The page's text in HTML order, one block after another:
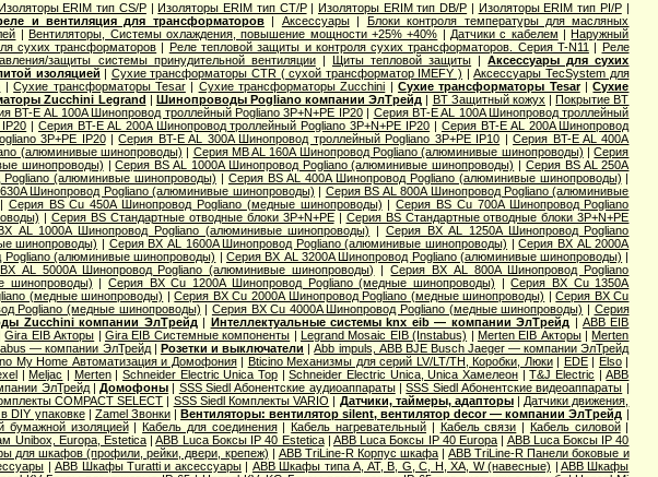
ERIM тип CS/P|Изоляторы ERIM тип CT/P| Изоляторы ERIM тип DB/P | Изоляторы ERIM тип PI/P|
и вентиляция для трансформаторов| Аксессуары| Блоки контроля температуры для масляных
|Вентиляторы, Системы охлаждения, повышение мощности +25% +40% | Датчики с кабелем |Наружный
сухих трансформаторов | Реле тепловой защиты и контроля сухих трансформаторов. Серия T-N11 | Реле
защиты системы принудительной вентиляции| Щиты тепловой защиты |Аксессуары для сухих
изоляцией | Сухие трансформаторы CTR ( сухой трансформатор IMEFY ) |Аксессуары TecSystem для
|Сухие трансформаторы Tesar| Сухие трансформаторы Zucchini |Сухие трансформаторы Tesar|Сухие
Zucchini Legrand | Шинопроводы Pogliano компании ЭлТрейд | BT Защитный кожух |Покрытие BT
BT-E AL 100A Шинопровод троллейный Pogliano 3P+N+PE IP20| Серия BT-E AL 100A Шинопровод троллейный
|Серия BT-E AL 200A Шинопровод троллейный Pogliano 3P+N+PE IP20 | Серия BT-E AL 200A Шинопровод
3P+PE IP20|Серия BT-E AL 300A Шинопровод троллейный Pogliano 3P+PE IP10 |Серия BT-E AL 400A
(алюминивые шинопроводы) | Серия MB AL 160A Шинопровод Pogliano (алюминивые шинопроводы) |Серия
шинопроводы) |Серия ВS AL 1000A Шинопровод Pogliano (алюминивые шинопроводы) | Серия ВS AL 250A
(алюминивые шинопроводы) | Серия ВS AL 400A Шинопровод Pogliano (алюминивые шинопроводы) |
Шинопровод Pogliano (алюминивые шинопроводы) | Серия ВS AL 800A Шинопровод Pogliano (алюминивые
| Серия ВS Cu 450A Шинопровод Pogliano (медные шинопроводы) |Серия ВS Cu 700A Шинопровод Pogliano
| Серия ВS Стандартные отводные блоки 3P+N+PE| Серия ВS Стандартные отводные блоки 3P+N+PE
AL 1000A Шинопровод Pogliano (алюминивые шинопроводы) | Серия ВХ AL 1250A Шинопровод Pogliano
шинопроводы) | Серия ВХ AL 1600A Шинопровод Pogliano (алюминивые шинопроводы) |Серия ВХ AL 2000A
(алюминивые шинопроводы) | Серия ВХ AL 3200A Шинопровод Pogliano (алюминивые шинопроводы) |
AL 5000A Шинопровод Pogliano (алюминивые шинопроводы) |Серия ВХ AL 800A Шинопровод Pogliano
шинопроводы) |Серия ВХ Cu 1200A Шинопровод Pogliano (медные шинопроводы) |Серия ВХ Cu 1350A
(медные шинопроводы) |Серия ВХ Cu 2000A Шинопровод Pogliano (медные шинопроводы) |Серия ВХ Cu
Pogliano (медные шинопроводы) | Серия ВХ Cu 4000A Шинопровод Pogliano (медные шинопроводы) | Серия
Zucchini компании ЭлТрейд | Интеллектуальные системы knx eib — компании ЭлТрейд |ABB EIB
Gira EIB Акторы | Gira EIB Системные компоненты | Legrand Mosaic ЕIB (Instabus) | Merten EIB Акторы|Merten
— компании ЭлТрейд| Розетки и выключатели |Abb impuls, АВВ BJE Busch Jaeger — компании ЭлТрейд
My Home Автоматизация и Домофония| Bticino Механизмы для серий LV/LT/TH, Коробки, Люки| EDE| Elso|
|Meljac | Merten|Schneider Electric Unica Top |Schneider Electric Unica, Unica Хамелеон |T&J Electric |АВВ
ЭлТрейд|Домофоны | SSS Siedl Абонентские аудиоаппараты|SSS Siedl Абонентские видеоаппараты |
COMPACT SELECT | SSS Siedl Комплекты VARIO | Датчики, таймеры, адапторы| Датчики движения,
DIY упаковке| Zamel Звонки| Вентиляторы: вентилятор silent, вентилятор decor — компании ЭлТрейд |
бумажной изоляцией|Кабель для соединения|Кабель нагревательный| Кабель связи | Кабель силовой|
Unibox, Europa, Estetica|ABB Luca Боксы IP 40 Estetica| ABB Luca Боксы IP 40 Europa | ABB Luca Боксы IP 40
для шкафов (профили, рейки, двери, крепеж) | ABB TriLine-R Корпус шкафа |ABB TriLine-R Панели боковые и
|ABB Шкафы Turatti и аксессуары| ABB Шкафы типа A, AT, B, G, C, H, XA, W (навесные) | ABB Шкафы